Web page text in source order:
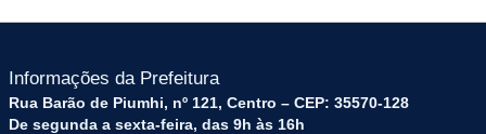
Informações da Prefeitura
Rua Barão de Piumhi, nº 121, Centro – CEP: 35570-128
De segunda a sexta-feira, das 9h às 16h